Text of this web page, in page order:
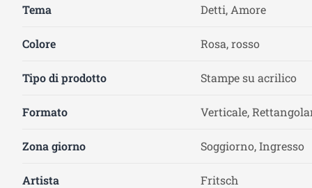
Tema Detti, Amore
Colore Rosa, rosso
Tipo di prodotto Stampe su acrilico
Formato Verticale,
Zona giorno Soggiorno, Ingresso
Artista Fritsch